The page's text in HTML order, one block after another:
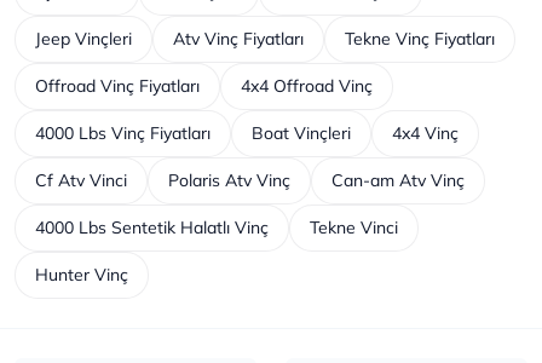
Jeep Vinçleri Atv Vinç Fiyatları Tekne Vinç Fiyatları
Offroad Vinç Fiyatları 4x4 Offroad Vinç
4000 Lbs Vinç Fiyatları Boat Vinçleri 4x4 Vinç
Cf Atv Vinci Polaris Atv Vinç Can-am Atv Vinç
4000 Lbs Sentetik Halatlı Vinç Tekne Vinci
Hunter Vinç